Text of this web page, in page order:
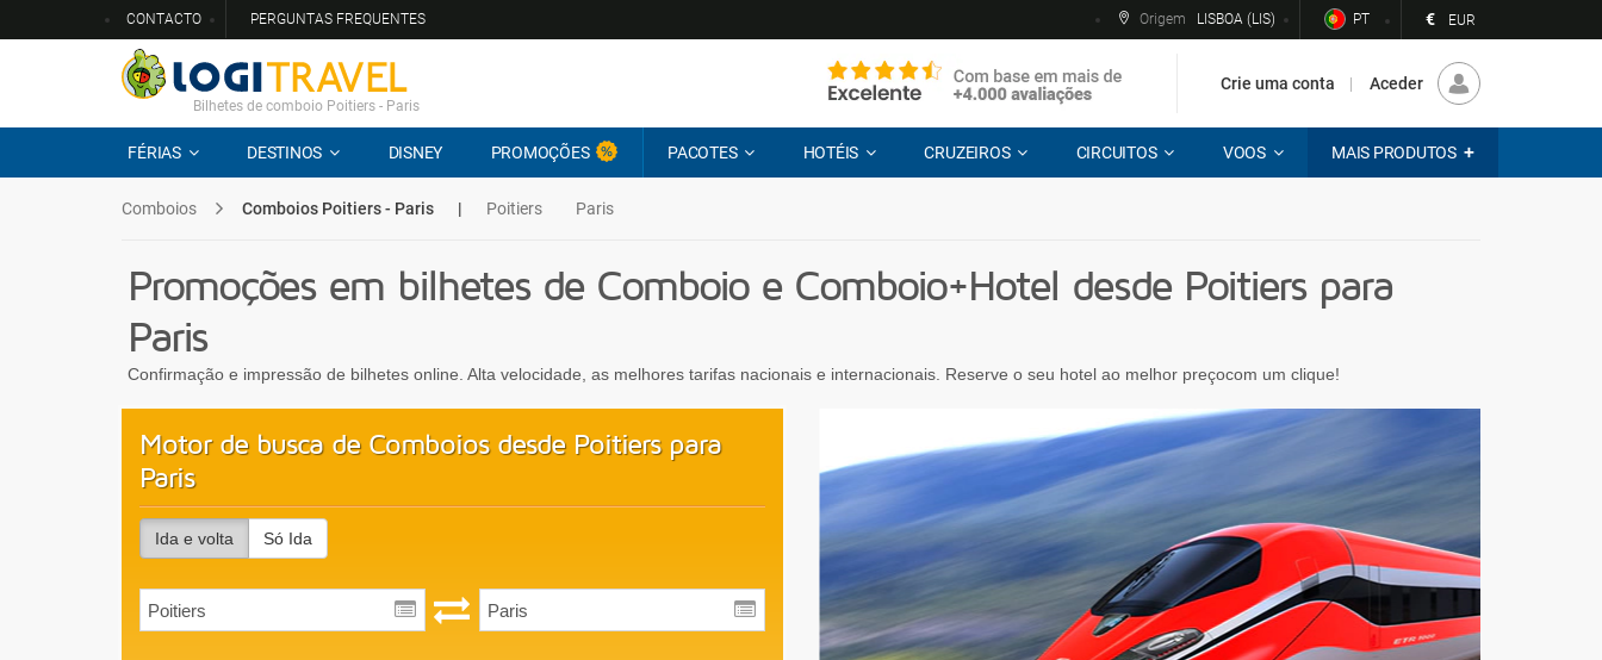
CONTACTO PERGUNTAS FREQUENTES Origem LISBOA (LIS) PT € EUR
Bilhetes de comboio Poitiers - Paris
Crie uma conta Aceder
FÉRIAS DESTINOS DISNEY PROMOÇÕES PACOTES HOTÉIS CRUZEIROS CIRCUITOS VOOS MAIS PRODUTOS
Comboios Comboios Poitiers - Paris | Poitiers Paris
Promoções em bilhetes de Comboio e Comboio+Hotel desde Poitiers para
Paris
Confirmação e impressão de bilhetes online. Alta velocidade, as melhores tarifas nacionais e internacionais. Reserve o seu hotel ao melhor preçocom um clique!
Motor de busca de Comboios desde Poitiers para
Paris
Ida e volta Só Ida